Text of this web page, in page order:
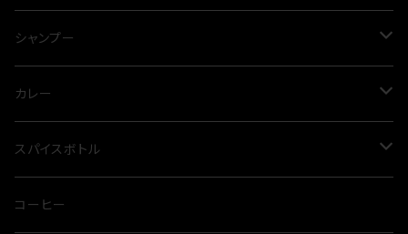
鍋
四脚
三点セット
クッカー
シャンプー
トリートメント
スカルプケア
ドッグシャンプー
カレー
グリーンカレー
スパイスボトル
クダスパ
コーヒー